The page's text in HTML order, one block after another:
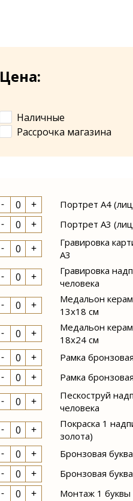
Цена:
Наличные
Рассрочка магазина
Портрет А4
Портрет А3
Гравировка
А3
Гравировка
человека
Медальон
13х18 см
Медальон
18х24 см
Рамка
Рамка
Пескоструй
человека
Покраска 1
золота)
Бронзовая
Бронзовая
Монтаж 1 буквы